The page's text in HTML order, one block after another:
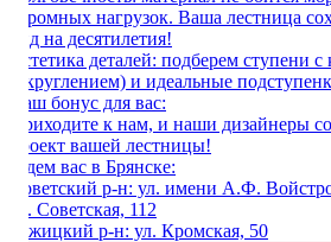
огромных нагрузок. Ваша лестница
вид на десятилетия!
Эстетика деталей: подберем ступени
закруглением) и идеальные
Наш бонус для вас:
Приходите к нам, и наши дизайнеры
проект вашей лестницы!
Ждем вас в Брянске:
Советский р-н: ул. имени А.Ф.
ул. Советская, 112
Бежицкий р-н: ул. Кромская, 50